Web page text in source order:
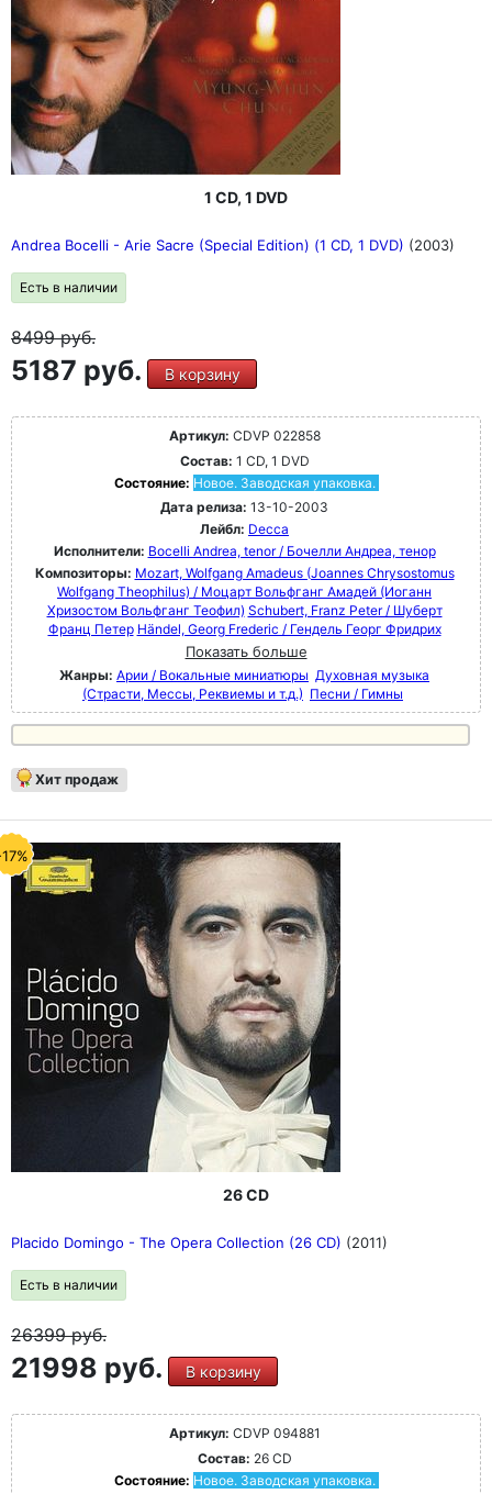
1 CD, 1 DVD
Andrea Bocelli - Arie Sacre (Special Edition) (1 CD, 1 DVD) (2003)
Есть в наличии
8499руб.
5187 руб. В корзину
Артикул: CDVP 022858
Состав: 1 CD, 1 DVD
Состояние: Новое. Заводская упаковка.
Дата релиза: 13-10-2003
Лейбл: Decca
Исполнители: Bocelli Andrea, tenor / Бочелли Андреа, тенор
Композиторы: Mozart, Wolfgang Amadeus (Joannes Chrysostomus
Wolfgang Theophilus) / Моцарт Вольфганг Амадей (Иоганн
Хризостом Вольфганг Теофил) Schubert, Franz Peter / Шуберт
Франц Петер Händel, Georg Frederic / Гендель Георг Фридрих
Показать больше
Жанры: Арии / Вокальные миниатюры Духовная музыка
(Страсти, Мессы, Реквиемы и т.д.) Песни / Гимны
Хит продаж
26 CD
Placido Domingo - The Opera Collection (26 CD) (2011)
Есть в наличии
26399руб.
21998 руб. В корзину
Артикул: CDVP 094881
Состав: 26 CD
Состояние: Новое. Заводская упаковка.